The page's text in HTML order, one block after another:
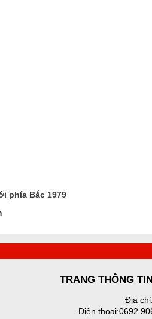
phía Bắc 1979
TRANG THÔNG
Địa
Điện thoại:0692